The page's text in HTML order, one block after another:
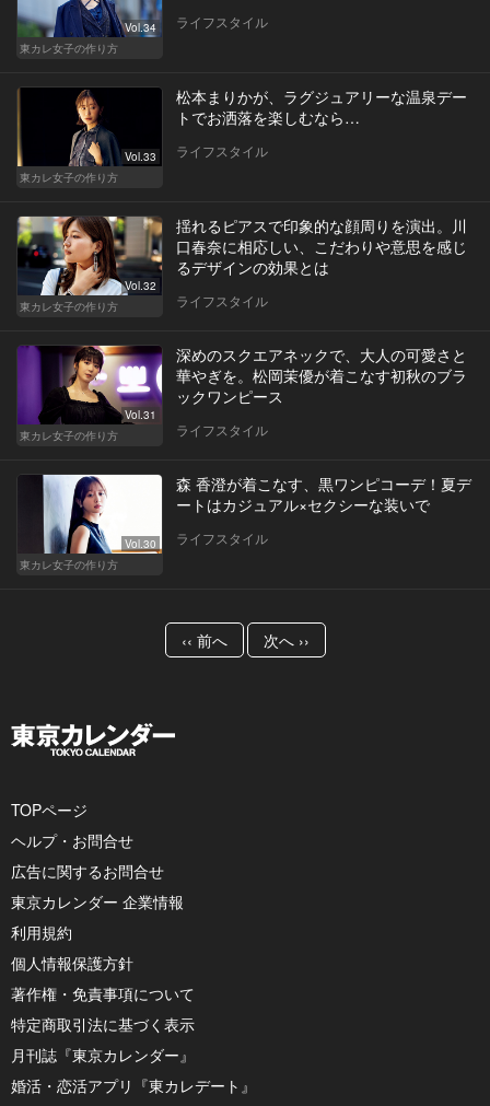
Vol.34
東カレ女子の作り方
ライフスタイル
Vol.33
東カレ女子の作り方
松本まりかが、ラグジュアリーな温泉デー
トでお洒落を楽しむなら…
ライフスタイル
Vol.32
東カレ女子の作り方
揺れるピアスで印象的な顔周りを演出。川
口春奈に相応しい、こだわりや意思を感じ
るデザインの効果とは
ライフスタイル
Vol.31
東カレ女子の作り方
深めのスクエアネックで、大人の可愛さと
華やぎを。松岡茉優が着こなす初秋のブラ
ックワンピース
ライフスタイル
Vol.30
東カレ女子の作り方
森 香澄が着こなす、黒ワンピコーデ！夏デ
ートはカジュアル×セクシーな装いで
ライフスタイル
‹‹ 前へ 次へ ››
TOPページ
ヘルプ・お問合せ
広告に関するお問合せ
東京カレンダー 企業情報
利用規約
個人情報保護方針
著作権・免責事項について
特定商取引法に基づく表示
月刊誌『東京カレンダー』
婚活・恋活アプリ『東カレデート』